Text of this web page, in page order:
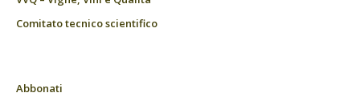
Comitato tecnico scientifico
Abbonati